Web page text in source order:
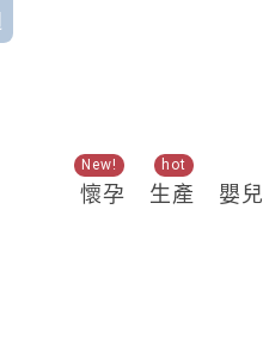
懷孕
New!
生產
hot
嬰兒
關鍵熱搜